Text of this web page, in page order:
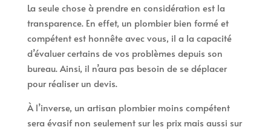
La seule chose à prendre en considération est la
transparence. En effet, un plombier bien formé et
compétent est honnête avec vous, il a la capacité
d’évaluer certains de vos problèmes depuis son
bureau. Ainsi, il n’aura pas besoin de se déplacer
pour réaliser un devis.
À l’inverse, un artisan plombier moins compétent
sera évasif non seulement sur les prix mais aussi sur